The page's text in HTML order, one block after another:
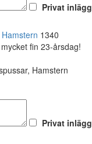
Privat inlägg
Hamstern 1340
fin 23-årsdag!
Hamstern
Privat inlägg